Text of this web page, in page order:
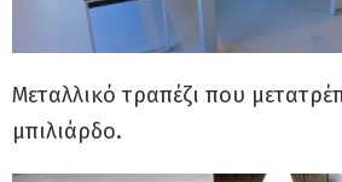
Μεταλλικό τραπέζι που
μπιλιάρδο.